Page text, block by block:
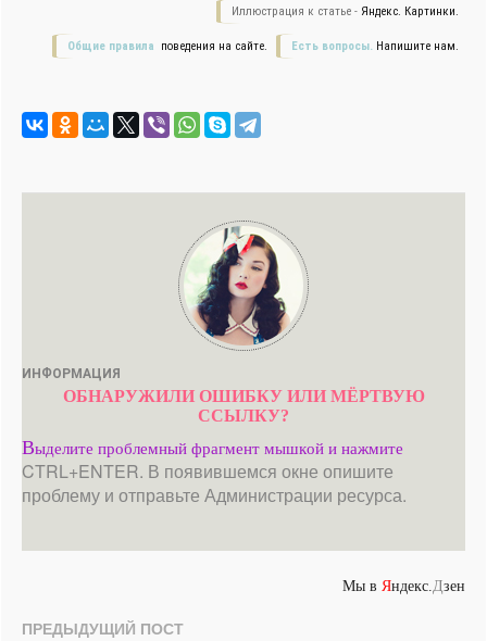
Иллюстрация к статье - Яндекс. Картинки.
Есть вопросы. Напишите нам.
Общие правила поведения на сайте.
ИНФОРМАЦИЯ
ОБНАРУЖИЛИ ОШИБКУ ИЛИ МЁРТВУЮ
ССЫЛКУ?
Выделите проблемный фрагмент мышкой и нажмите
CTRL+ENTER. В появившемся окне опишите
проблему и отправьте Администрации ресурса.
Мы в Яндекс. Дзен
ПРЕДЫДУЩИЙ ПОСТ